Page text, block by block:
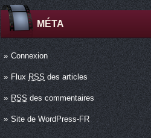
MÉTA
Connexion
Flux RSS des articles
RSSdes commentaires
Site de WordPress-FR